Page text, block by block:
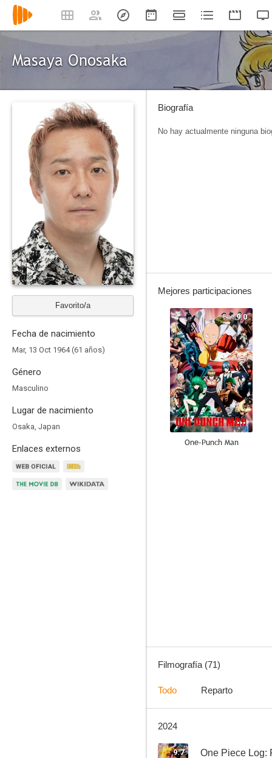
Masaya Onosaka
Favorito/a
Fecha de nacimiento
Mar, 13 Oct 1964 (61 años)
Género
Masculino
Lugar de nacimiento
Osaka, Japan
Enlaces externos
Biografía
No hay actualmente ninguna
Mejores participaciones
9.0
One-Punch Man
Filmografía (71)
Todo Reparto
2024
9.7